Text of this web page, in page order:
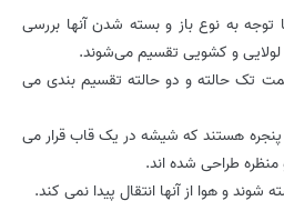
توجه به نوع باز و بسته شدن آنها بررسی
لولایی و کشویی تقسیم می‌شوند.
تک حالته و دو حالته تقسیم بندی می
پنجره هستند که شیشه در یک قاب قرار می
منظره طراحی شده اند.
شوند و هوا از آنها انتقال پیدا نمی کند.